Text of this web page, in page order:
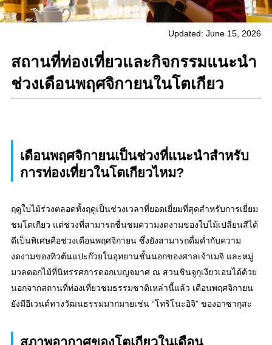
Updated: June 15, 2026
สถานที่ท่องเที่ยวและกิจกรรมแนะนำ
ช่วงเดือนพฤศจิกายนในโตเกียว
เดือนพฤศจิกายนเป็นช่วงที่แนะนำสำหรับ
การท่องเที่ยวในโตเกียวไหม?
ฤดูใบไม้ร่วงตลอดทั้งฤดูเป็นช่วงเวลาที่ยอดเยี่ยมที่สุดสำหรับการเยี่ยม
ชมโตเกียว แต่ช่วงที่สามารถชื่นชมความงดงามของใบไม้เปลี่ยนสีได้
ดีเป็นพิเศษคือช่วงเดือนพฤศจิกายน ซึ่งยังสามารถดื่มด่ำกับความ
งดงามของทิวต้นแปะก๊วยในอุทยานชั้นนอกของศาลเจ้าเมจิ และหมู่
มวลดอกไม้ที่นิทรรศการดอกเบญจมาศ ณ สวนชินจูกุเงียวเอนได้ด้วย
นอกจากสถานที่ท่องเที่ยวชมธรรมชาติเหล่านี้แล้ว เดือนพฤศจิกายน
ยังมีอีเวนต์ทางวัฒนธรรมมากมายเช่น “โทริโนะอิจิ” ของอาซากุสะ